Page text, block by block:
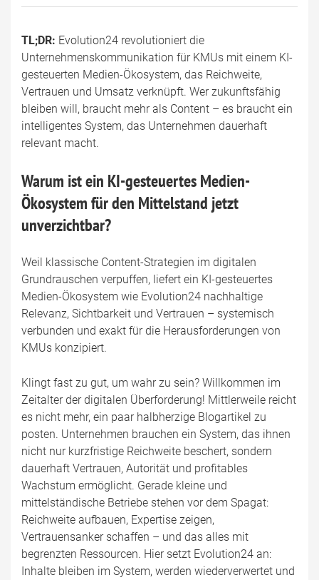
TL;DR: Evolution24 revolutioniert die
Unternehmenskommunikation für KMUs mit einem KI-
gesteuerten Medien-Ökosystem, das Reichweite,
Vertrauen und Umsatz verknüpft. Wer zukunftsfähig
bleiben will, braucht mehr als Content – es braucht ein
intelligentes System, das Unternehmen dauerhaft
relevant macht.
Warum ist ein KI-gesteuertes Medien-
Ökosystem für den Mittelstand jetzt
unverzichtbar?
Weil klassische Content-Strategien im digitalen
Grundrauschen verpuffen, liefert ein KI-gesteuertes
Medien-Ökosystem wie Evolution24 nachhaltige
Relevanz, Sichtbarkeit und Vertrauen – systemisch
verbunden und exakt für die Herausforderungen von
KMUs konzipiert.
Klingt fast zu gut, um wahr zu sein? Willkommen im
Zeitalter der digitalen Überforderung! Mittlerweile reicht
es nicht mehr, ein paar halbherzige Blogartikel zu
posten. Unternehmen brauchen ein System, das ihnen
nicht nur kurzfristige Reichweite beschert, sondern
dauerhaft Vertrauen, Autorität und profitables
Wachstum ermöglicht. Gerade kleine und
mittelständische Betriebe stehen vor dem Spagat:
Reichweite aufbauen, Expertise zeigen,
Vertrauensanker schaffen – und das alles mit
begrenzten Ressourcen. Hier setzt Evolution24 an:
Inhalte bleiben im System, werden wiederverwertet und